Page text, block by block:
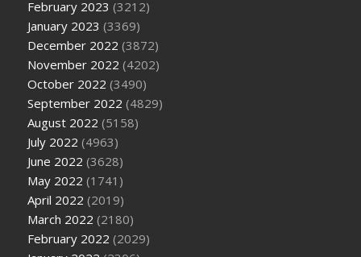
February 2023 (3212)
January 2023 (3369)
December 2022 (3872)
November 2022 (4202)
October 2022 (3490)
September 2022 (4829)
August 2022 (5158)
July 2022 (4963)
June 2022 (3628)
May 2022 (1741)
April 2022 (2019)
March 2022 (2180)
February 2022 (2029)